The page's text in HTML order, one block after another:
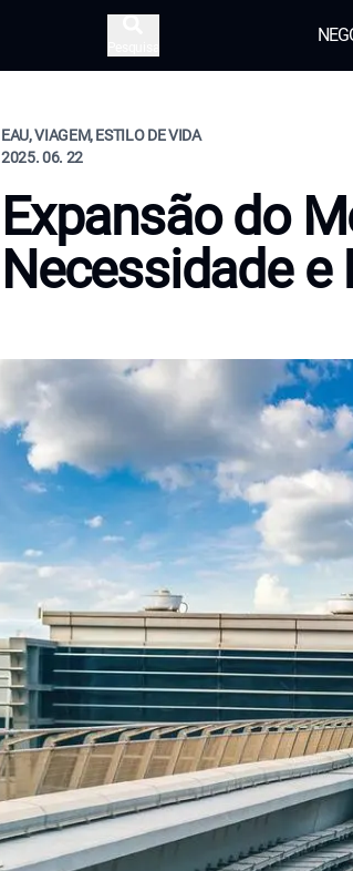
EAU, VIAGEM, ESTILO DE VIDA
2025. 06. 22
Expansão do
Necessidade e